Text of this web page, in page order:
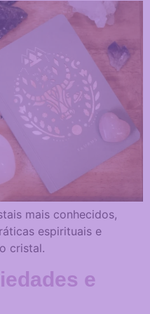
mais conhecidos,
espirituais e
cristal.
e